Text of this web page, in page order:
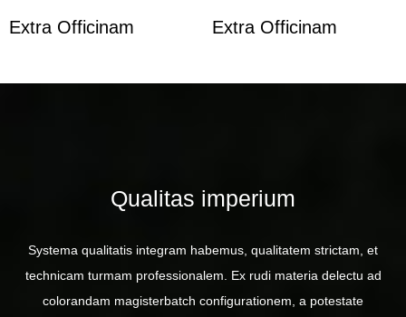
Extra Officinam Extra Officinam
Qualitas imperium
Systema qualitatis integram habemus, qualitatem strictam, et
technicam turmam professionalem. Ex rudi materia delectu ad
colorandam magisterbatch configurationem, a potestate